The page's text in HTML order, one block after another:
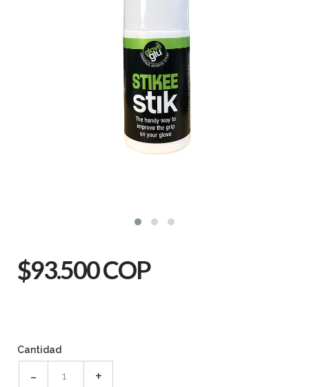
$93.500 COP
Cantidad
- +